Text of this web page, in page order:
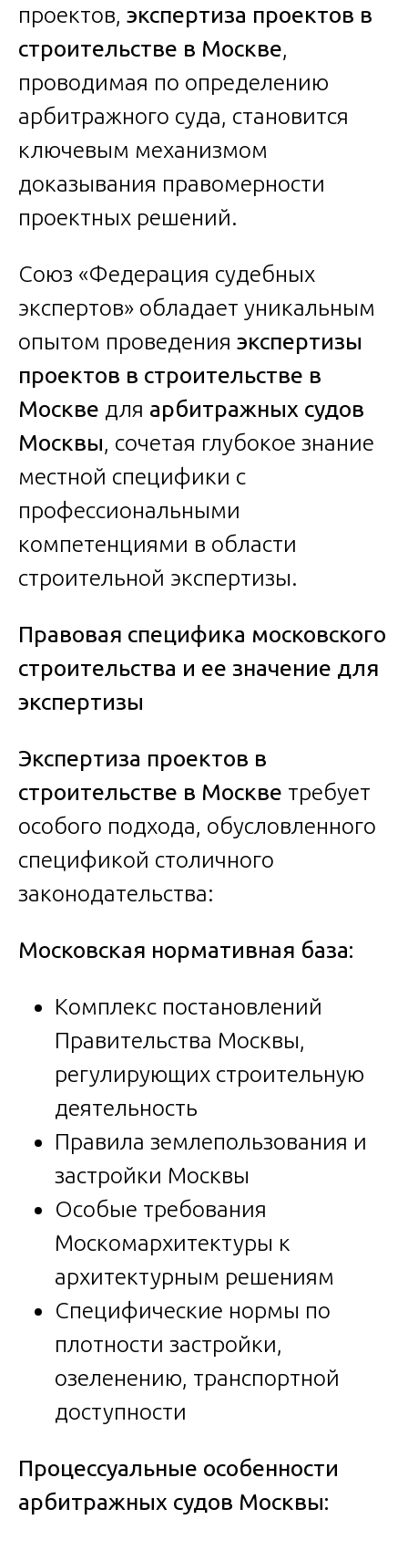
проектов, экспертиза проектов в
строительстве в Москве,
проводимая по определению
арбитражного суда, становится
ключевым механизмом
доказывания правомерности
проектных решений.
Союз «Федерация судебных
экспертов» обладает уникальным
опытом проведения экспертизы
проектов в строительстве в
Москве для арбитражных судов
Москвы, сочетая глубокое знание
местной специфики с
профессиональными
компетенциями в области
строительной экспертизы.
Правовая специфика московского
строительства и ее значение для
экспертизы
Экспертиза проектов в
строительстве в Москве требует
особого подхода, обусловленного
спецификой столичного
законодательства:
Московская нормативная база:
Комплекс постановлений
Правительства Москвы,
регулирующих строительную
деятельность
Правила землепользования и
застройки Москвы
Особые требования
Москомархитектуры к
архитектурным решениям
Специфические нормы по
плотности застройки,
озеленению, транспортной
доступности
Процессуальные особенности
арбитражных судов Москвы: